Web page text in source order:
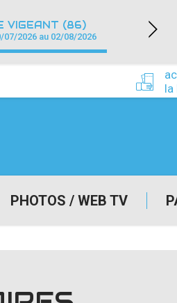
PHOTOS / WEB TV
la
VIGEANT (86)
07/2026 au 02/08/2026